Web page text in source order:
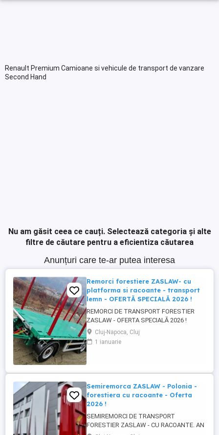
Renault Premium Camioane si vehicule de transport de vanzare
Second Hand
Nu am găsit ceea ce cauți. Selectează categoria și alte
filtre de căutare pentru a eficientiza căutarea
Anunțuri care te-ar putea interesa
Remorci forestiere ZASLAW- cu
platforma si racoante - transport
lemn - OFERTĂ SPECIALĂ 2026 !
REMORCI DE TRANSPORT FORESTIER
ZASLAW - OFERTA SPECIALĂ 2026 !
VEHICULE PE STOC ( sau in fabricație
ZASLAW - cu termen SCURT de livrare )
PRET OFERTA SPECIALĂ : 31.800 EURO
platforma si racoanțe, destinate
transportului de material ...
Cluj-Napoca, Cluj
1 ianuarie
Semiremorca ZASLAW - Polonia -
forestiera cu racoante - Oferta
2026 !
SEMIREMORCI DE TRANSPORT
FORESTIER ZASLAW - CU RACOANTE. AN